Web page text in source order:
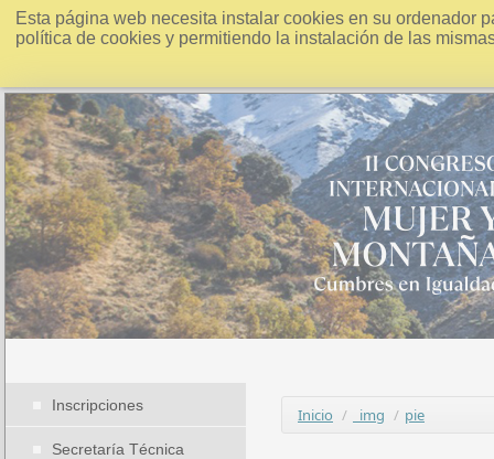
Esta página web necesita instalar cookies en su ordenador
política de cookies y permitiendo la instalación de las
Inscripciones
Secretaría Técnica
Inicio / _img / pie